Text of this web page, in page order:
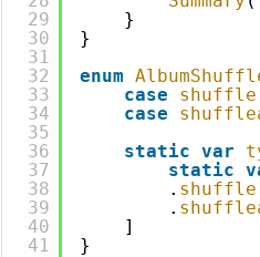
29
30
31
32
33
34
35
36
37
38
39
40
41
}
}
enum
case
shuffle
case
static var
static
. shuffle
.
]
}